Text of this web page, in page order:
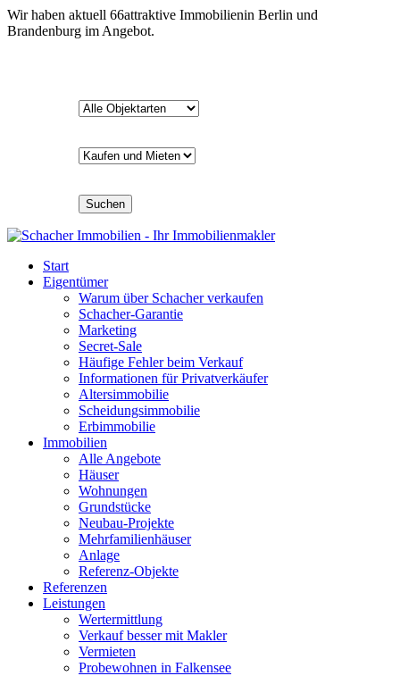
Wir haben aktuell 66attraktive Immobilienin Berlin und
Brandenburg im Angebot.
Suchen
Start
Eigentümer
Warum über Schacher verkaufen
Schacher-Garantie
Marketing
Secret-Sale
Häufige Fehler beim Verkauf
Informationen für Privatverkäufer
Altersimmobilie
Scheidungsimmobilie
Erbimmobilie
Immobilien
Alle Angebote
Häuser
Wohnungen
Grundstücke
Neubau-Projekte
Mehrfamilienhäuser
Anlage
Referenz-Objekte
Referenzen
Leistungen
Wertermittlung
Verkauf besser mit Makler
Vermieten
Probewohnen in Falkensee